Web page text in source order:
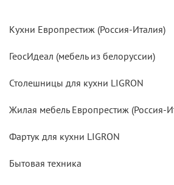
Кухни Европрестиж (Россия-Италия)
ГеосИдеал (мебель из белоруссии)
Столешницы для кухни LIGRON
Жилая мебель Европрестиж (Россия-
Фартук для кухни LIGRON
Бытовая техника